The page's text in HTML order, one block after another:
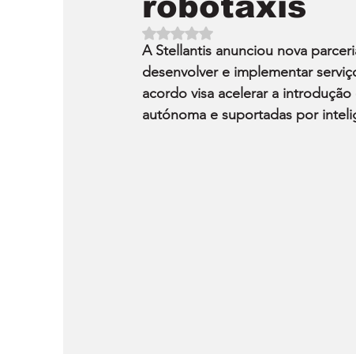
Avaliado com NaN de 5 estrelas.
A Stellantis anunciou nova
desenvolver e implementar
acordo visa acelerar a
autónoma e suportadas por